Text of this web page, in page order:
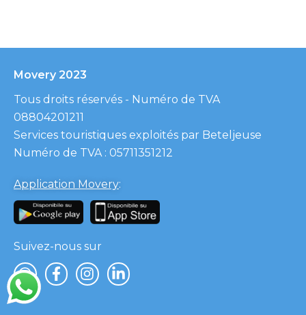
Movery 2023
Tous droits réservés - Numéro de TVA
08804201211
Services touristiques exploités par Beteljeuse
Numéro de TVA : 05711351212
Application Movery:
Suivez-nous sur